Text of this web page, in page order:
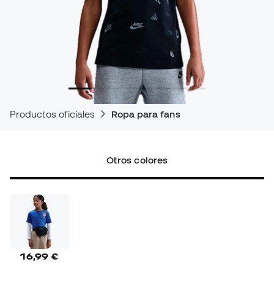
Productos oficiales Ropa para fans
Otros colores
16,99 €